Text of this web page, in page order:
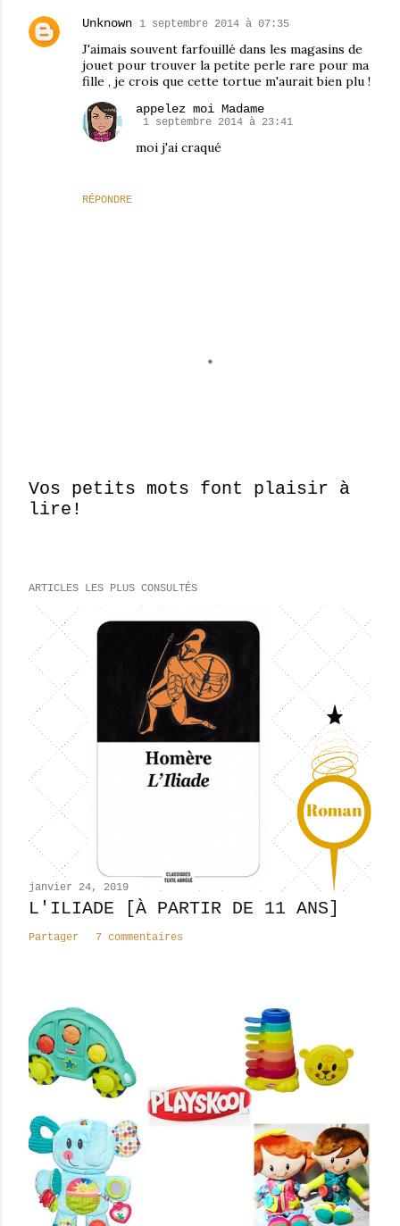
Unknown 1 septembre 2014 à 07:35
J'aimais souvent farfouillé dans les magasins de
jouet pour trouver la petite perle rare pour ma
fille , je crois que cette tortue m'aurait bien plu !
RÉPONDRE
appelez moi Madame
1 septembre 2014 à 23:41
moi j'ai craqué
E
g
t
r
c
m
n
t
i
Vos petits mots font plaisir à
lire!
ARTICLES LES PLUS CONSULTÉS
janvier 24, 2019
L'ILIADE [À PARTIR DE 11 ANS]
Partager 7 commentaires